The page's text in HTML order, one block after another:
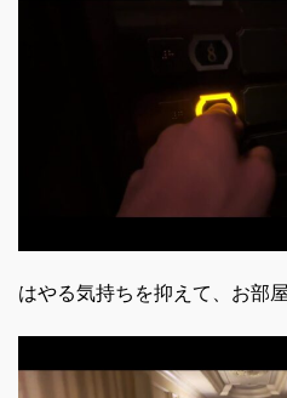
はやる気持ちを抑えて、お部